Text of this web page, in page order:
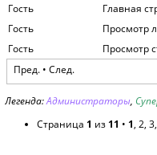
Гость
Главная
Гость
Просмотр
Гость
Просмотр
Пред. • След.
Легенда:Администраторы,
Страница 1 из 11 • 1, 2, 3,